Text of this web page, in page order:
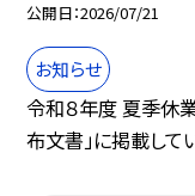
公開日 2026/07/21
お知らせ
令和８年度 夏季休
布文書」に掲載して